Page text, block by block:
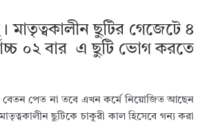
মাতৃত্বকালীন ছুটির গেজেটে ৪
০২ বার এ ছুটি ভোগ করতে
বেতন পেত না তবে এখন কর্মে নিয়োজিত আছেন
ছুটিকে চাকুরী কাল হিসেবে গন্য করা